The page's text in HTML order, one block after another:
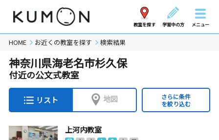
教室を探す 学習中の方 メニュー
HOME お近くの教室を探す 検索結果
神奈川県海老名市杉久保
付近の公文式教室
リスト 地図
さらに条件
を絞り込む
上河内教室